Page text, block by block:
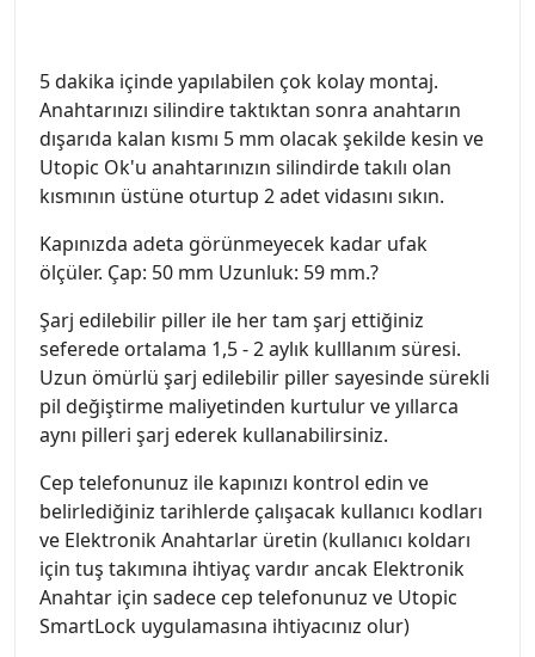
5 dakika içinde yapılabilen çok kolay montaj.
Anahtarınızı silindire taktıktan sonra anahtarın
dışarıda kalan kısmı 5 mm olacak şekilde kesin ve
Utopic Ok'u anahtarınızın silindirde takılı olan
kısmının üstüne oturtup 2 adet vidasını sıkın.
Kapınızda adeta görünmeyecek kadar ufak
ölçüler. Çap: 50 mm Uzunluk: 59 mm.?
Şarj edilebilir piller ile her tam şarj ettiğiniz
seferede ortalama 1,5 - 2 aylık kulllanım süresi.
Uzun ömürlü şarj edilebilir piller sayesinde sürekli
pil değiştirme maliyetinden kurtulur ve yıllarca
aynı pilleri şarj ederek kullanabilirsiniz.
Cep telefonunuz ile kapınızı kontrol edin ve
belirlediğiniz tarihlerde çalışacak kullanıcı kodları
ve Elektronik Anahtarlar üretin (kullanıcı koldarı
için tuş takımına ihtiyaç vardır ancak Elektronik
Anahtar için sadece cep telefonunuz ve Utopic
SmartLock uygulamasına ihtiyacınız olur)